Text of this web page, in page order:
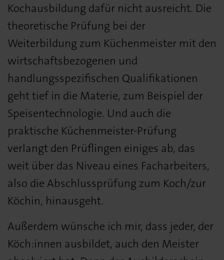
Kochausbildung dafür nicht ausreicht. Die
theoretische Prüfung bei der
Weiterbildung zum Küchenmeister mit den
wirtschaftsbezogenen und
handlungsspezifischen Qualifikationen
geht tief in die Materie, zum Beispiel der
Speisentechnologie. Und auch die
praktische Küchenmeister-Prüfung
verlangt den Prüflingen einiges ab, das
weit über das Niveau eines Facharbeiters,
also die Abschlussprüfung zum Koch/zur
Köchin, hinausgeht.
Außerdem wünsche ich mir, dass jeder, der
Köch:innen ausbildet, auch den Meister